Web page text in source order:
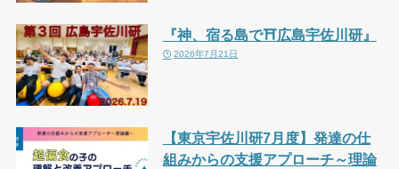
『神、宿る島で⛩広島宇佐川研』
2026年7月21日
【東京宇佐川研7月度】発達の仕
組みからの支援アプローチ～理論